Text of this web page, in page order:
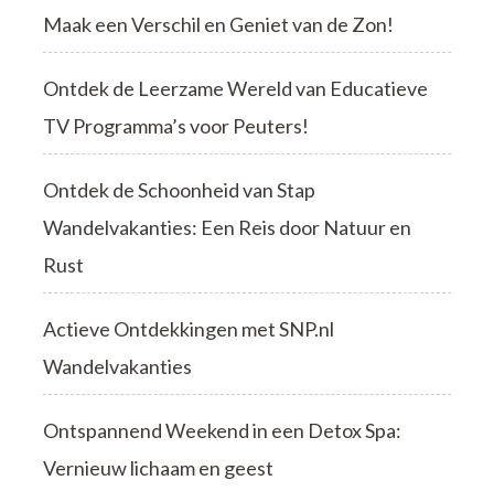
Maak een Verschil en Geniet van de Zon!
Ontdek de Leerzame Wereld van Educatieve
TV Programma’s voor Peuters!
Ontdek de Schoonheid van Stap
Wandelvakanties: Een Reis door Natuur en
Rust
Actieve Ontdekkingen met SNP.nl
Wandelvakanties
Ontspannend Weekend in een Detox Spa:
Vernieuw lichaam en geest